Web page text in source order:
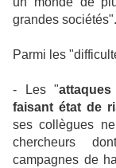
grandes sociétés".
Parmi les
- Les "
faisant état de
ses collègues
chercheurs
campagnes de